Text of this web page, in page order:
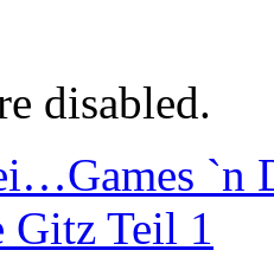
disabled.
`n
Gitz Teil 1